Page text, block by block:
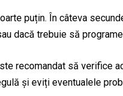
puțin. În câteva
dacă trebuie să
recomandat să verifice
și eviți eventualele